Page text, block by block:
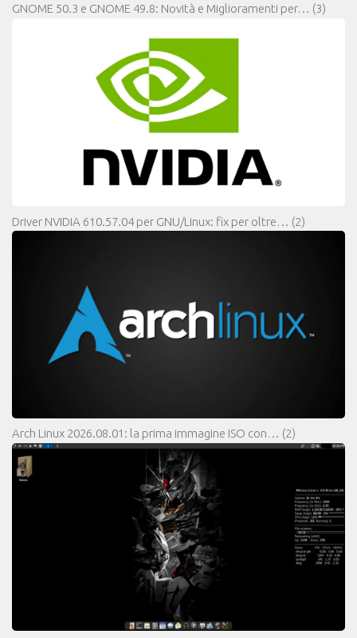
GNOME 50.3 e GNOME 49.8: Novità e Miglioramenti per… (3)
Driver NVIDIA 610.57.04 per GNU/Linux: fix per oltre… (2)
Arch Linux 2026.08.01: la prima immagine ISO con… (2)